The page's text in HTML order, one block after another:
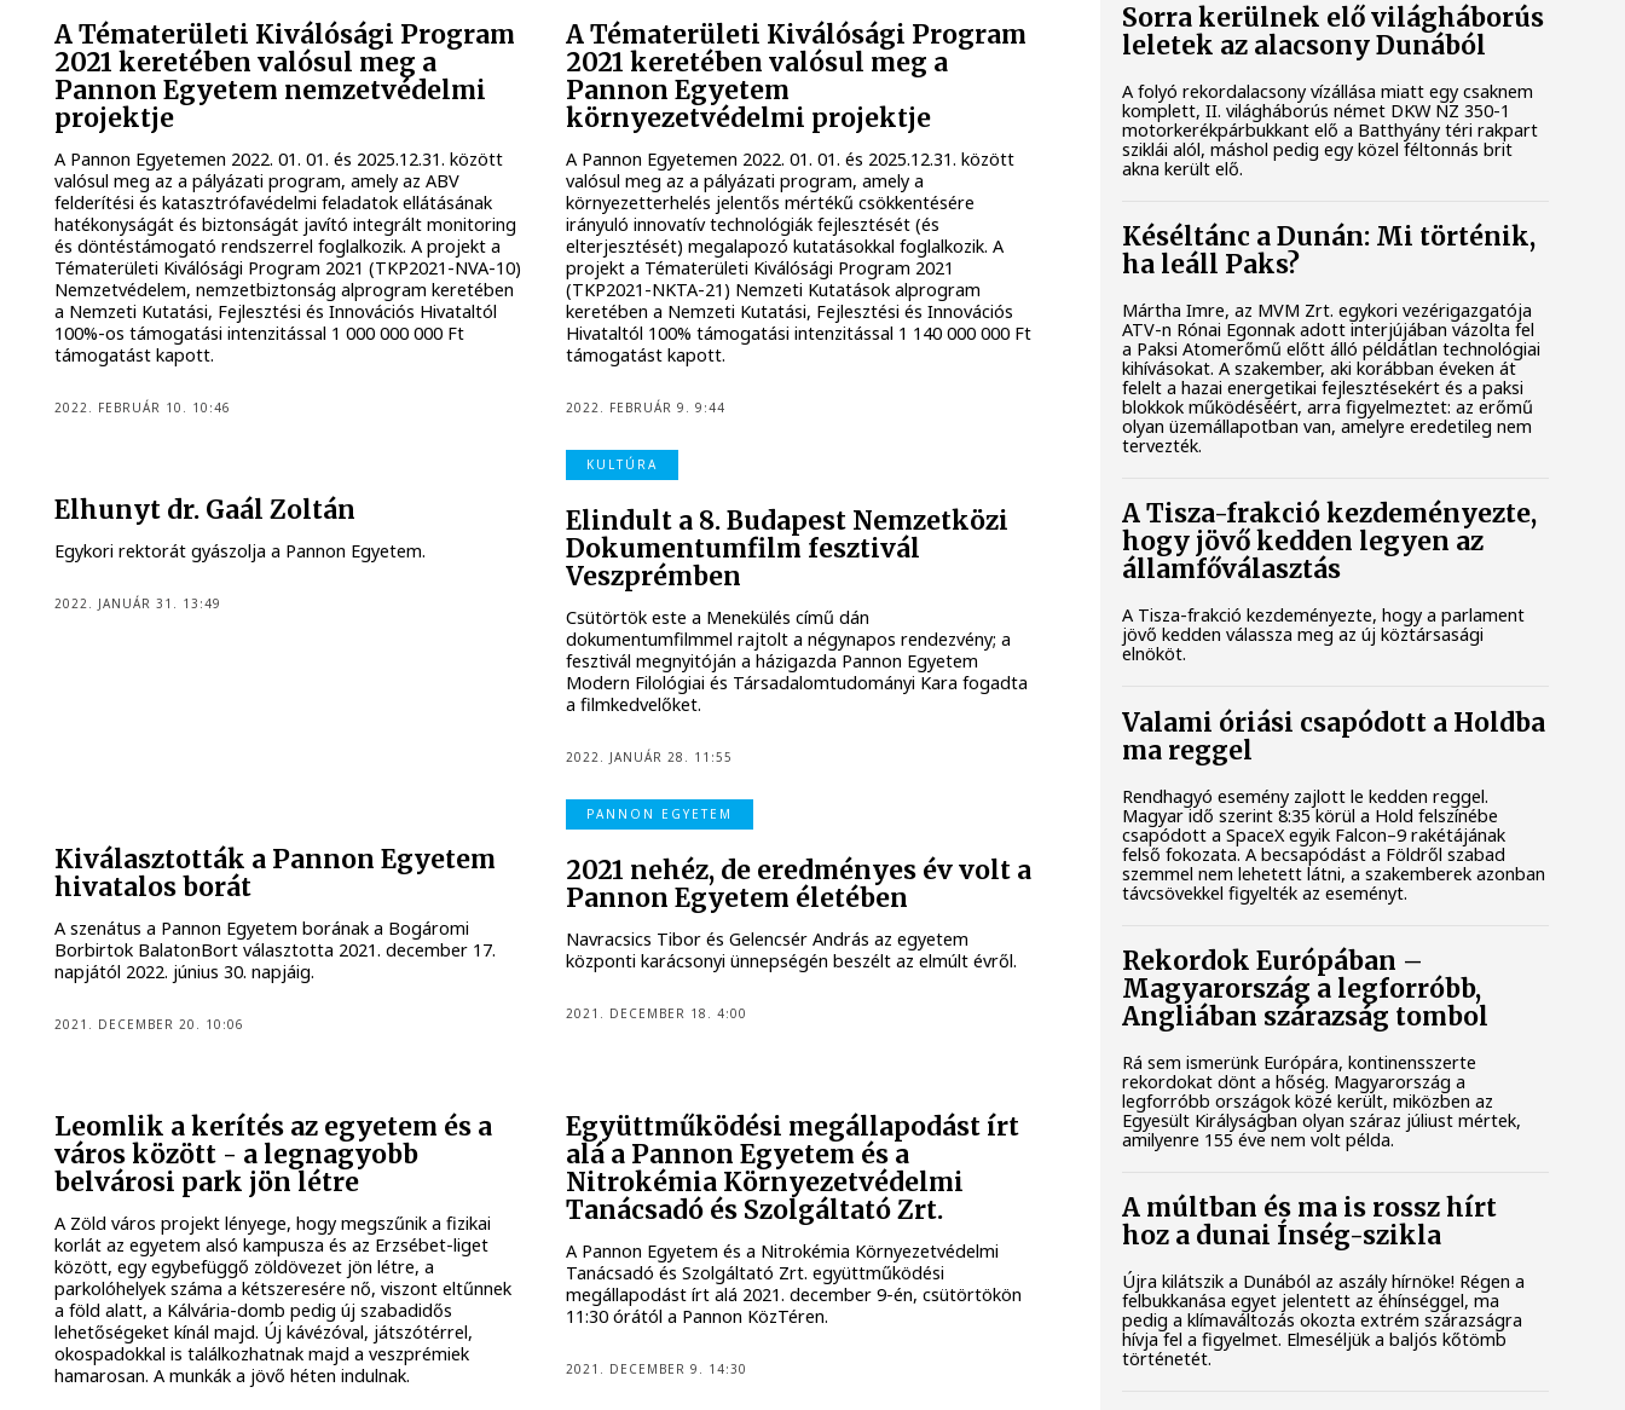
A Tématerületi Kiválósági Program
2021 keretében valósul meg a
Pannon Egyetem nemzetvédelmi
projektje
A Pannon Egyetemen 2022. 01. 01. és 2025.12.31. között
valósul meg az a pályázati program, amely az ABV
felderítési és katasztrófavédelmi feladatok ellátásának
hatékonyságát és biztonságát javító integrált monitoring
és döntéstámogató rendszerrel foglalkozik. A projekt a
Tématerületi Kiválósági Program 2021 (TKP2021-NVA-10)
Nemzetvédelem, nemzetbiztonság alprogram keretében
a Nemzeti Kutatási, Fejlesztési és Innovációs Hivataltól
100%-os támogatási intenzitással 1 000 000 000 Ft
támogatást kapott.
2022. FEBRUÁR 10. 10:46
A Tématerületi Kiválósági Program
2021 keretében valósul meg a
Pannon Egyetem
környezetvédelmi projektje
A Pannon Egyetemen 2022. 01. 01. és 2025.12.31. között
valósul meg az a pályázati program, amely a
környezetterhelés jelentős mértékű csökkentésére
irányuló innovatív technológiák fejlesztését (és
elterjesztését) megalapozó kutatásokkal foglalkozik. A
projekt a Tématerületi Kiválósági Program 2021
(TKP2021-NKTA-21) Nemzeti Kutatások alprogram
keretében a Nemzeti Kutatási, Fejlesztési és Innovációs
Hivataltól 100% támogatási intenzitással 1 140 000 000 Ft
támogatást kapott.
2022. FEBRUÁR 9. 9:44
Elhunyt dr. Gaál Zoltán
Egykori rektorát gyászolja a Pannon Egyetem.
2022. JANUÁR 31. 13:49
KULTÚRA
Elindult a 8. Budapest Nemzetközi
Dokumentumfilm fesztivál
Veszprémben
Csütörtök este a Menekülés című dán
dokumentumfilmmel rajtolt a négynapos rendezvény; a
fesztivál megnyitóján a házigazda Pannon Egyetem
Modern Filológiai és Társadalomtudományi Kara fogadta
a filmkedvelőket.
2022. JANUÁR 28. 11:55
Kiválasztották a Pannon Egyetem
hivatalos borát
A szenátus a Pannon Egyetem borának a Bogáromi
Borbirtok BalatonBort választotta 2021. december 17.
napjától 2022. június 30. napjáig.
2021. DECEMBER 20. 10:06
PANNON EGYETEM
2021 nehéz, de eredményes év volt a
Pannon Egyetem életében
Navracsics Tibor és Gelencsér András az egyetem
központi karácsonyi ünnepségén beszélt az elmúlt évről.
2021. DECEMBER 18. 4:00
Leomlik a kerítés az egyetem és a
város között - a legnagyobb
belvárosi park jön létre
A Zöld város projekt lényege, hogy megszűnik a fizikai
korlát az egyetem alsó kampusza és az Erzsébet-liget
között, egy egybefüggő zöldövezet jön létre, a
parkolóhelyek száma a kétszeresére nő, viszont eltűnnek
a föld alatt, a Kálvária-domb pedig új szabadidős
lehetőségeket kínál majd. Új kávézóval, játszótérrel,
okospadokkal is találkozhatnak majd a veszprémiek
hamarosan. A munkák a jövő héten indulnak.
Együttműködési megállapodást írt
alá a Pannon Egyetem és a
Nitrokémia Környezetvédelmi
Tanácsadó és Szolgáltató Zrt.
A Pannon Egyetem és a Nitrokémia Környezetvédelmi
Tanácsadó és Szolgáltató Zrt. együttműködési
megállapodást írt alá 2021. december 9-én, csütörtökön
11:30 órától a Pannon KözTéren.
2021. DECEMBER 9. 14:30
Sorra kerülnek elő világháborús
leletek az alacsony Dunából
A folyó rekordalacsony vízállása miatt egy csaknem
komplett, II. világháborús német DKW NZ 350-1
motorkerékpárbukkant elő a Batthyány téri rakpart
sziklái alól, máshol pedig egy közel féltonnás brit
akna került elő.
Késéltánc a Dunán: Mi történik,
ha leáll Paks?
Mártha Imre, az MVM Zrt. egykori vezérigazgatója
ATV-n Rónai Egonnak adott interjújában vázolta fel
a Paksi Atomerőmű előtt álló példátlan technológiai
kihívásokat. A szakember, aki korábban éveken át
felelt a hazai energetikai fejlesztésekért és a paksi
blokkok működéséért, arra figyelmeztet: az erőmű
olyan üzemállapotban van, amelyre eredetileg nem
tervezték.
A Tisza-frakció kezdeményezte,
hogy jövő kedden legyen az
államfőválasztás
A Tisza-frakció kezdeményezte, hogy a parlament
jövő kedden válassza meg az új köztársasági
elnököt.
Valami óriási csapódott a Holdba
ma reggel
Rendhagyó esemény zajlott le kedden reggel.
Magyar idő szerint 8:35 körül a Hold felszínébe
csapódott a SpaceX egyik Falcon–9 rakétájának
felső fokozata. A becsapódást a Földről szabad
szemmel nem lehetett látni, a szakemberek azonban
távcsövekkel figyelték az eseményt.
Rekordok Európában –
Magyarország a legforróbb,
Angliában szárazság tombol
Rá sem ismerünk Európára, kontinensszerte
rekordokat dönt a hőség. Magyarország a
legforróbb országok közé került, miközben az
Egyesült Királyságban olyan száraz júliust mértek,
amilyenre 155 éve nem volt példa.
A múltban és ma is rossz hírt
hoz a dunai Ínség-szikla
Újra kilátszik a Dunából az aszály hírnöke! Régen a
felbukkanása egyet jelentett az éhínséggel, ma
pedig a klímaváltozás okozta extrém szárazságra
hívja fel a figyelmet. Elmeséljük a baljós kőtömb
történetét.